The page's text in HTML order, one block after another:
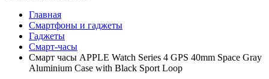
Главная
Смартфоны и гаджеты
Гаджеты
Смарт-часы
Смарт часы APPLE Watch Series 4 GPS 40mm Space Gray
Aluminium Case with Black Sport Loop